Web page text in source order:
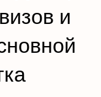
и